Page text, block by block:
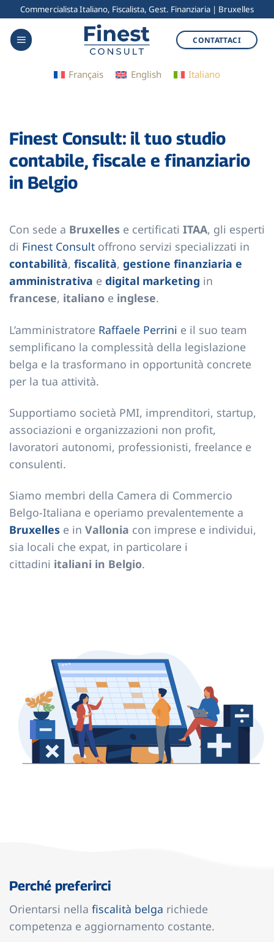
Salta
contenuti
Commercialista Italiano, Fiscalista, Gest. Finanziaria | Bruxelles
CONTATTACI
Français English Italiano
Finest Consult: il tuo studio
contabile, fiscale e finanziario
in Belgio
Con sede a Bruxelles e certificati ITAA, gli esperti
di Finest Consult offrono servizi specializzati in
contabilità, fiscalità, gestione finanziaria e
amministrativa e digital marketing in
francese, italiano e inglese.
L’amministratore Raffaele Perrini e il suo team
semplificano la complessità della legislazione
belga e la trasformano in opportunità concrete
per la tua attività.
Supportiamo società PMI, imprenditori, startup,
associazioni e organizzazioni non profit,
lavoratori autonomi, professionisti, freelance e
consulenti.
Siamo membri della Camera di Commercio
Belgo-Italiana e operiamo prevalentemente a
Bruxelles e in Vallonia con imprese e individui,
sia locali che expat, in particolare i
cittadini italiani in Belgio.
Perché preferirci
Orientarsi nella fiscalità belga richiede
competenza e aggiornamento costante.